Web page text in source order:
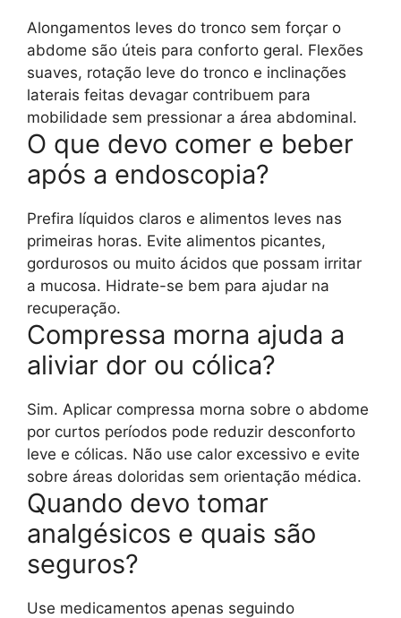
Alongamentos leves do tronco sem forçar o
abdome são úteis para conforto geral. Flexões
suaves, rotação leve do tronco e inclinações
laterais feitas devagar contribuem para
mobilidade sem pressionar a área abdominal.
O que devo comer e beber
após a endoscopia?
Prefira líquidos claros e alimentos leves nas
primeiras horas. Evite alimentos picantes,
gordurosos ou muito ácidos que possam irritar
a mucosa. Hidrate-se bem para ajudar na
recuperação.
Compressa morna ajuda a
aliviar dor ou cólica?
Sim. Aplicar compressa morna sobre o abdome
por curtos períodos pode reduzir desconforto
leve e cólicas. Não use calor excessivo e evite
sobre áreas doloridas sem orientação médica.
Quando devo tomar
analgésicos e quais são
seguros?
Use medicamentos apenas seguindo